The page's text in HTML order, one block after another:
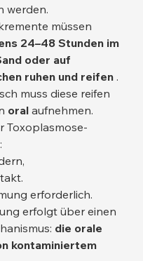
werden.
müssen
24–48 Stunden im
oder auf
ruhen und reifen .
muss diese reifen
oral aufnehmen.
Toxoplasmose-
erforderlich.
erfolgt über einen
die orale
kontaminiertem